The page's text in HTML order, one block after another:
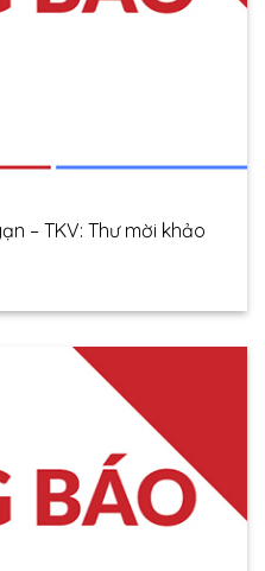
– TKV: Thư mời khảo